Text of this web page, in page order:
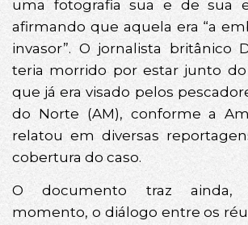
uma fotografia sua e de sua
afirmando que aquela era “a
invasor”. O jornalista britânico
teria morrido por estar junto do
que já era visado pelos
do Norte (AM), conforme a
relatou em diversas
cobertura do caso.
O documento traz
momento, o diálogo entre os